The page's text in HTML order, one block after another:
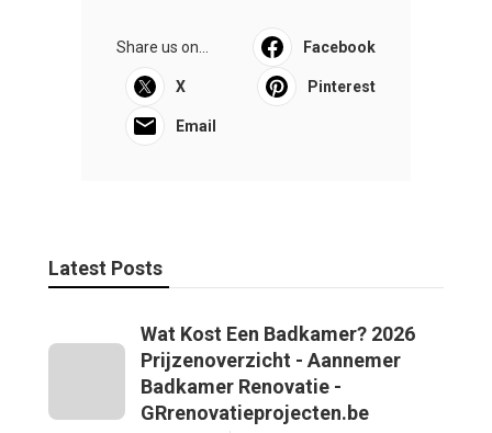
Share us on... Facebook
X Pinterest
Email
Latest Posts
Wat Kost Een Badkamer? 2026
Prijzenoverzicht - Aannemer
Badkamer Renovatie -
GRrenovatieprojecten.be